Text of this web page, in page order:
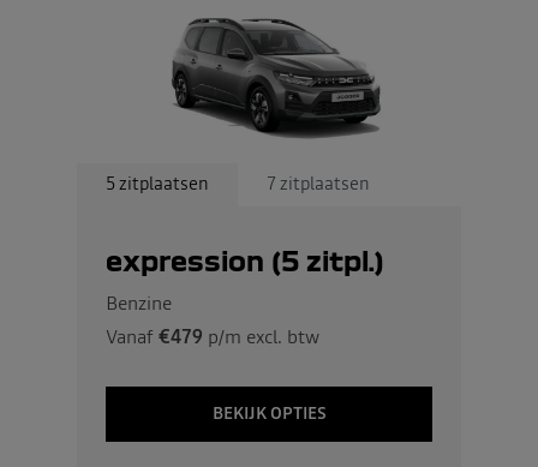
5 zitplaatsen 7 zitplaatsen
expression (5 zitpl.)
Benzine
Vanaf €479 p/m excl. btw
BEKIJK OPTIES